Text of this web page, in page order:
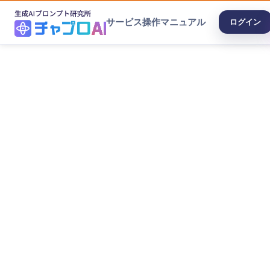
サービス操作マニュアル ログイン